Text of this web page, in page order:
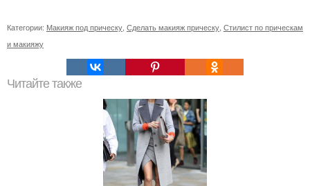
Категории: Макияж под прическу, Сделать макияж прическу, Стилист по прическам
и макияжу
Читайте также